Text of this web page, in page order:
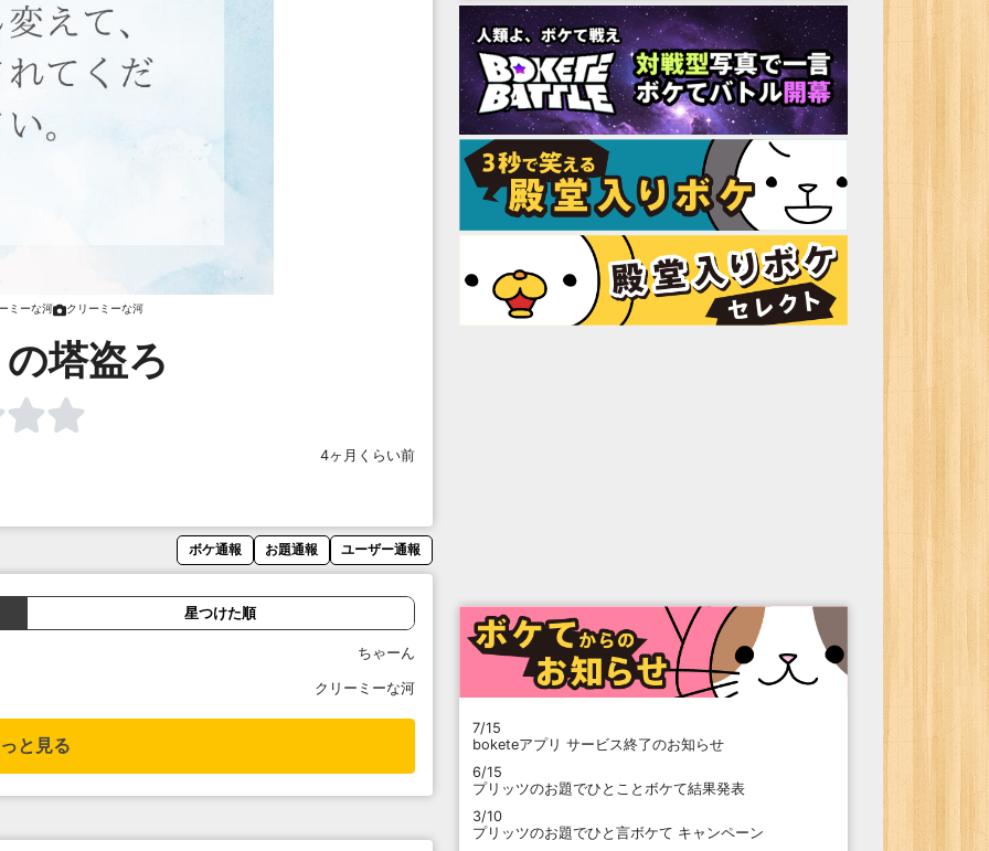
ミーな河 クリーミーな河
塔盗ろ
4ヶ月くらい前
ボケ通報 お題通報 ユーザー通報
星つけた順
ちゃーん
クリーミーな河
と見る
7/15
boketeアプリ サービス終了のお知らせ
6/15
プリッツのお題でひとことボケて結果発表
3/10
プリッツのお題でひと言ボケて キャンペーン